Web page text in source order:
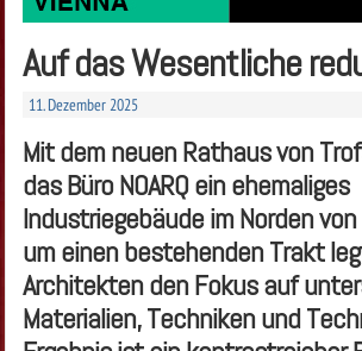
Auf das Wesentliche
11. Dezember 2025
Mit dem neuen Rathaus von
das Büro NOARQ ein ehemaliges
Industriegebäude im Norden
um einen bestehenden Trakt
Architekten den Fokus auf
Materialien, Techniken und